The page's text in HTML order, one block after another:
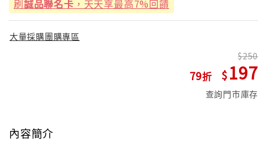
刷誠品聯名卡 ，天天享最高7%回饋
大量採購團購專區
79
250
197
查詢門市庫存
內容簡介